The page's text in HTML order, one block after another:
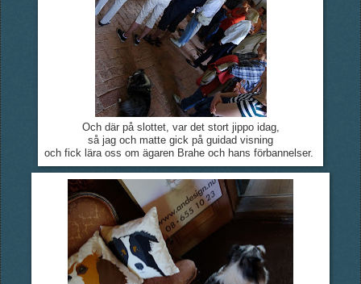
Och där på slottet, var det stort jippo idag,
så jag och matte gick på guidad visning
och fick lära oss om ägaren Brahe och hans förbannelser.